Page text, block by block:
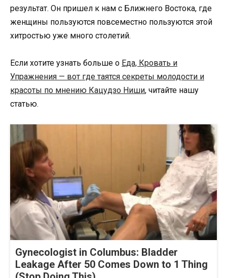
результат. Он пришел к нам с Ближнего Востока, где
женщины пользуются повсеместно пользуются этой
хитростью уже много столетий.
Если хотите узнать больше о Еда, Кровать и
Упражнения — вот где таятся секреты молодости и
красоты по мнению Кацудзо Ниши, читайте нашу
статью.
Gynecologist in Columbus: Bladder
Leakage After 50 Comes Down to 1 Thing